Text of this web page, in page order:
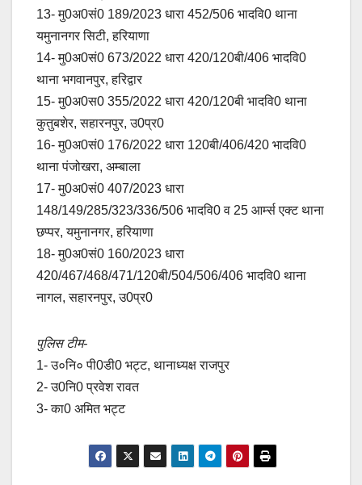
13- मु0अ0सं0 189/2023 धारा 452/506 भादवि0 थाना
यमुनानगर सिटी, हरियाणा
14- मु0अ0सं0 673/2022 धारा 420/120बी/406 भादवि0
थाना भगवानपुर, हरिद्वार
15- मु0अ0स0 355/2022 धारा 420/120बी भादवि0 थाना
कुतुबशेर, सहारनपुर, उ0प्र0
16- मु0अ0सं0 176/2022 धारा 120बी/406/420 भादवि0
थाना पंजोखरा, अम्बाला
17- मु0अ0सं0 407/2023 धारा
148/149/285/323/336/506 भादवि0 व 25 आर्म्स एक्ट थाना
छप्पर, यमुनानगर, हरियाणा
18- मु0अ0सं0 160/2023 धारा
420/467/468/471/120बी/504/506/406 भादवि0 थाना
नागल, सहारनपुर, उ0प्र0
पुलिस टीम-
1- उ०नि० पी0डी0 भट्ट, थानाध्यक्ष राजपुर
2- उ0नि0 प्रवेश रावत
3- का0 अमित भट्ट